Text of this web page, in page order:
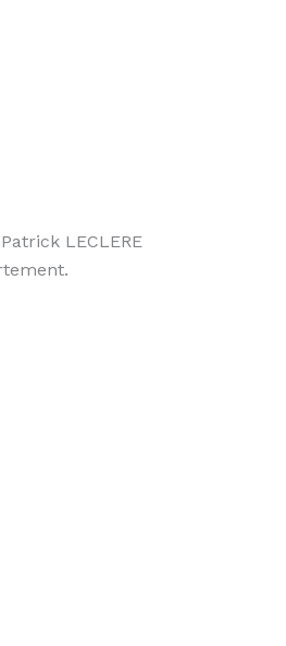
LECLERE